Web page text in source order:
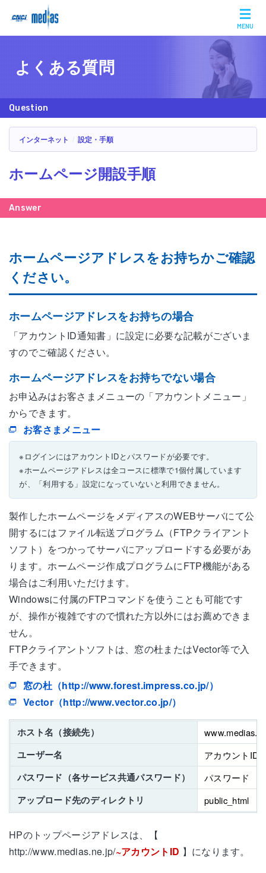
MENU
よくある質問
インターネット 設定・手順
ホームページ開設手順
ホームページアドレスをお持ちかご確認
ください。
ホームページアドレスをお持ちの場合
「アカウントID通知書」に設定に必要な記載がございま
すのでご確認ください。
ホームページアドレスをお持ちでない場合
お申込みはお客さまメニューの「アカウントメニュー」
からできます。
お客さまメニュー
※ログインにはアカウントIDとパスワードが必要です。
※ホームページアドレスは全コースに標準で1個付属しています
が、「利用する」設定になっていないと利用できません。
製作したホームページをメディアスのWEBサーバにて公
開するにはファイル転送プログラム（FTPクライアント
ソフト）をつかってサーバにアップロードする必要があ
ります。ホームページ作成プログラムにFTP機能がある
場合はご利用いただけます。
Windowsに付属のFTPコマンドを使うことも可能です
が、操作が複雑ですので慣れた方以外にはお薦めできま
せん。
FTPクライアントソフトは、窓の杜またはVector等で入
手できます。
窓の杜（http://www.forest.impress.co.jp/）
Vector（http://www.vector.co.jp/）
ホスト名（接続先）
ユーザー名 アカウントID
パスワード（各サービス共通パスワード） パスワード
アップロード先のディレクトリ public_html
HPのトップページアドレスは、【
http://www.medias.ne.jp/~アカウントID 】になります。